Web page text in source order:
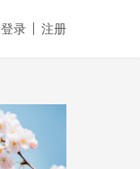
登录 注册